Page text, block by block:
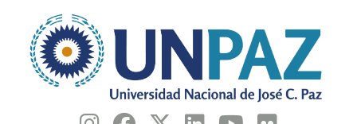
contenido
principal